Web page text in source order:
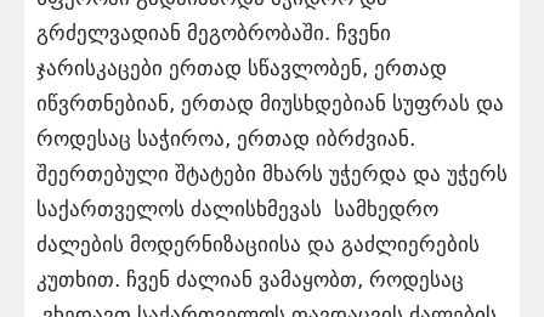
გრძელვადიან მეგობრობაში. ჩვენი
ჯარისკაცები ერთად სწავლობენ, ერთად
იწვრთნებიან, ერთად მიუსხდებიან სუფრას და
როდესაც საჭიროა, ერთად იბრძვიან.
შეერთებული შტატები მხარს უჭერდა და უჭერს
საქართველოს ძალისხმევას სამხედრო
ძალების მოდერნიზაციისა და გაძლიერების
კუთხით. ჩვენ ძალიან ვამაყობთ, როდესაც